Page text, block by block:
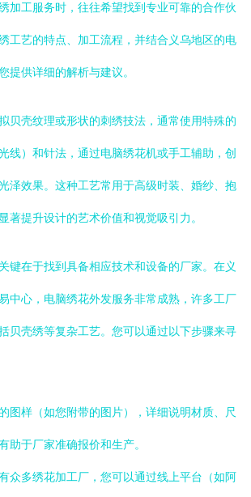
加工服务时，往往希望找到专业可靠的合作伙
工艺的特点、加工流程，并结合义乌地区的电
提供详细的解析与建议。
贝壳纹理或形状的刺绣技法，通常使用特殊的
线）和针法，通过电脑绣花机或手工辅助，创
泽效果。这种工艺常用于高级时装、婚纱、抱
著提升设计的艺术价值和视觉吸引力。
键在于找到具备相应技术和设备的厂家。在义
中心，电脑绣花外发服务非常成熟，许多工厂
贝壳绣等复杂工艺。您可以通过以下步骤来寻
图样（如您附带的图片），详细说明材质、尺
助于厂家准确报价和生产。
众多绣花加工厂，您可以通过线上平台（如阿